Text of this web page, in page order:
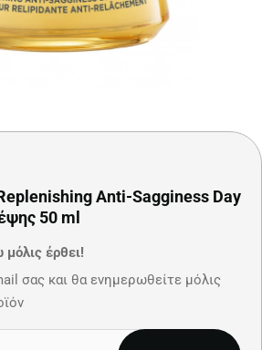
Anti-Sagginess Day
50 ml
έρθει!
σας και θα ενημερωθείτε μόλις